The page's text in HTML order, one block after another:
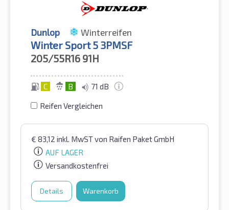
Dunlop Winterreifen
Winter Sport 5 3PMSF
205/55R16 91H
C B 71 dB
Reifen Vergleichen
€ 83,12 inkl. MwSTvon Raifen Paket GmbH
AUF LAGER
Versandkostenfrei
Details Warenkorb